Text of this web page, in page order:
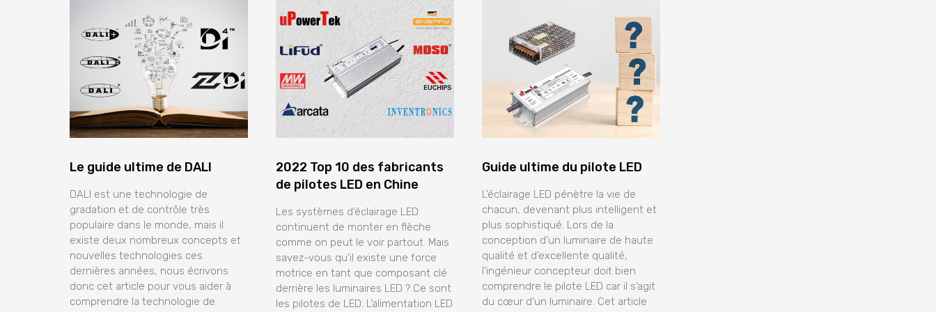
Le guide ultime de DALI
DALI est une technologie de
gradation et de contrôle très
populaire dans le monde, mais il
existe deux nombreux concepts et
nouvelles technologies ces
dernières années, nous écrivons
donc cet article pour vous aider à
comprendre la technologie de
2022 Top 10 des fabricants
de pilotes LED en Chine
Les systèmes d’éclairage LED
continuent de monter en flèche
comme on peut le voir partout. Mais
savez-vous qu’il existe une force
motrice en tant que composant clé
derrière les luminaires LED ? Ce sont
les pilotes de LED. L’alimentation LED
Guide ultime du pilote LED
L’éclairage LED pénètre la vie de
chacun, devenant plus intelligent et
plus sophistiqué. Lors de la
conception d’un luminaire de haute
qualité et d’excellente qualité,
l’ingénieur concepteur doit bien
comprendre le pilote LED car il s’agit
du cœur d’un luminaire. Cet article